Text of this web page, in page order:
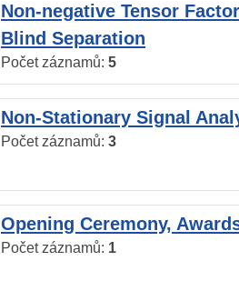
Non-negative Tensor
Blind Separation
Počet záznamů: 5
Non-Stationary Signal
Počet záznamů: 3
Opening Ceremony,
Počet záznamů: 1